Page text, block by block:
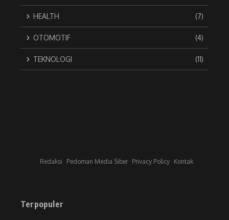
HEALTH (7)
OTOMOTIF (4)
TEKNOLOGI (11)
Redaksi Pedoman Media Siber Privacy Policy Kontak
Terpopuler